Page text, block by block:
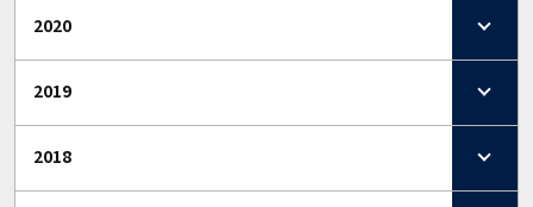
2020
2019
2018